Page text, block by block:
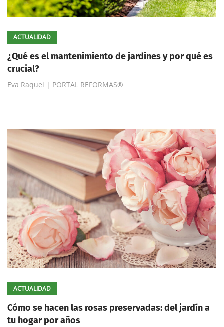
ACTUALIDAD
¿Qué es el mantenimiento de jardines y por qué es
crucial?
Eva Raquel | PORTAL REFORMAS®
ACTUALIDAD
Cómo se hacen las rosas preservadas: del jardín a
tu hogar por años